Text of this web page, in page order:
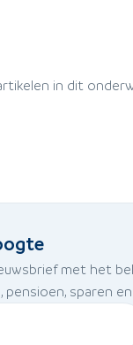
in dit
met het
sparen